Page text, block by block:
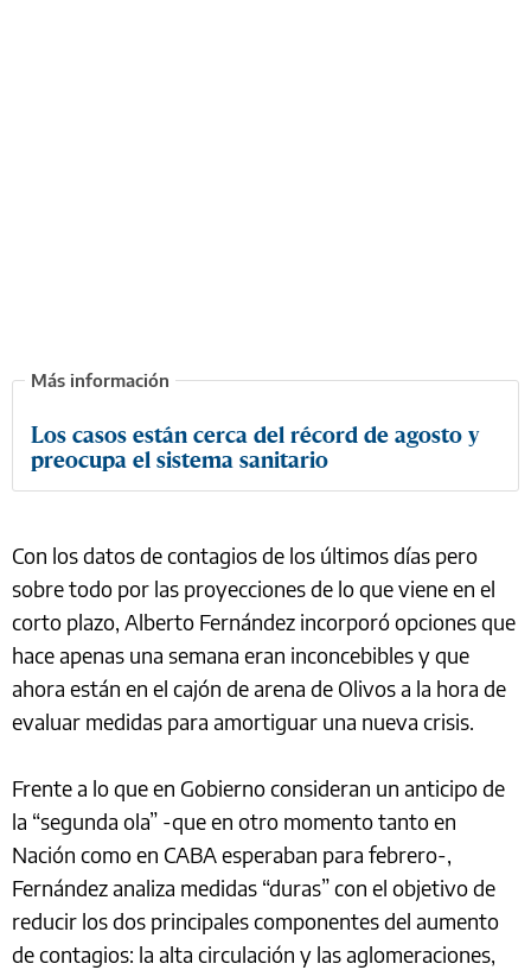
Los casos están cerca del récord de agosto y
preocupa el sistema sanitario
Con los datos de contagios de los últimos días pero
sobre todo por las proyecciones de lo que viene en el
corto plazo, Alberto Fernández incorporó opciones que
hace apenas una semana eran inconcebibles y que
ahora están en el cajón de arena de Olivos a la hora de
evaluar medidas para amortiguar una nueva crisis.
Frente a lo que en Gobierno consideran un anticipo de
la “segunda ola” -que en otro momento tanto en
Nación como en CABA esperaban para febrero-,
Fernández analiza medidas “duras” con el objetivo de
reducir los dos principales componentes del aumento
de contagios: la alta circulación y las aglomeraciones,